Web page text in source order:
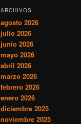
ARCHIVOS
agosto 2026
julio 2026
junio 2026
mayo 2026
abril 2026
marzo 2026
febrero 2026
enero 2026
diciembre 2025
noviembre 2025